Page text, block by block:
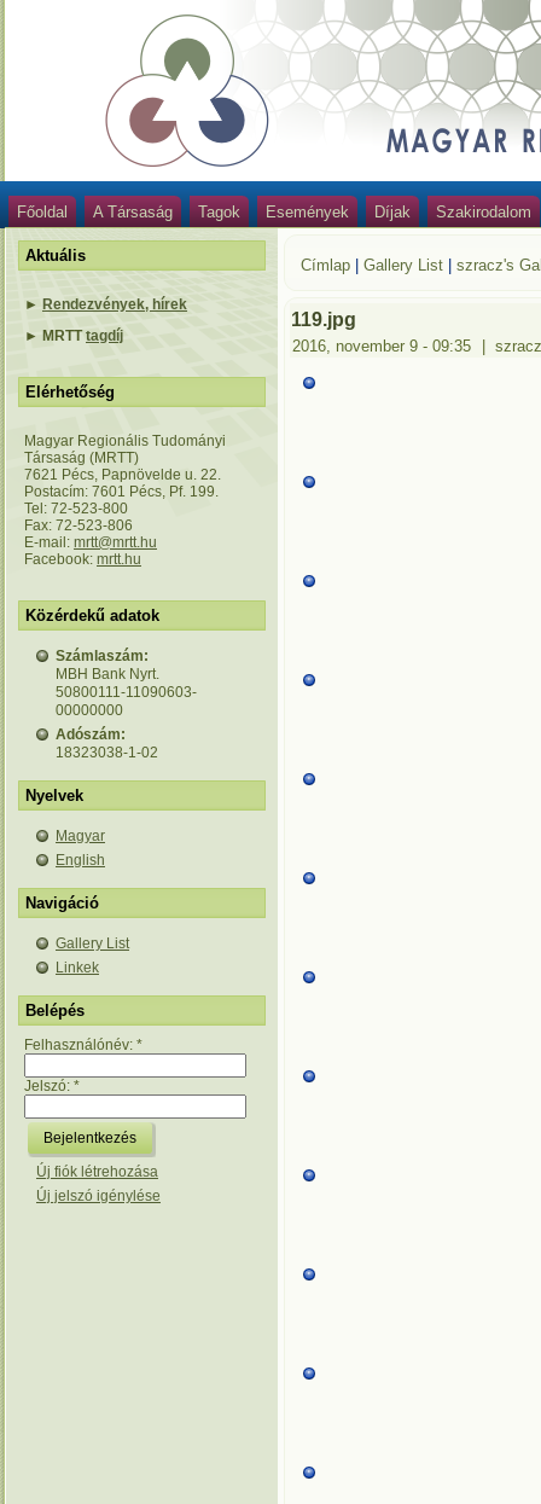
Főoldal A Társaság Tagok Események Díjak Szakirodalom
Aktuális
► Rendezvények, hírek
► MRTTtagdíj
Elérhetőség
Magyar Regionális Tudományi
Társaság (MRTT)
7621 Pécs, Papnövelde u. 22.
Postacím: 7601 Pécs, Pf. 199.
Tel: 72-523-800
Fax: 72-523-806
E-mail: mrtt@mrtt.hu
Facebook: mrtt.hu
Közérdekű adatok
Számlaszám:
MBH Bank Nyrt.
50800111-11090603-
00000000
Adószám:
18323038-1-02
Nyelvek
Magyar
English
Navigáció
Gallery List
Linkek
Belépés
Felhasználónév: *
Jelszó: *
Új fiók létrehozása
Új jelszó igénylése
Címlap |Gallery List |szracz's
119.jpg
2016, november 9 - 09:35